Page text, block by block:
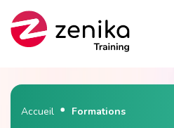
Accueil Formations